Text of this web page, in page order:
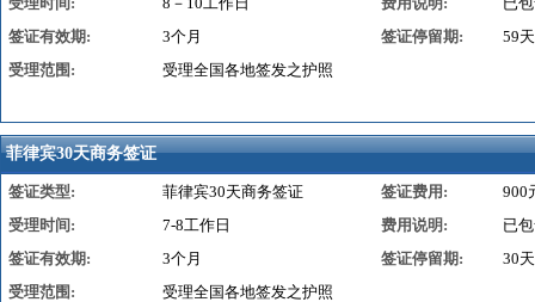
签证有效期:
3个月 签证停留期:
59天
受理范围:
受理全国各地签发之护照
菲律宾30天商务签证
签证类型: 菲律宾30天商务签证 签证费用:
900
受理时间:
7-8工作日 费用说明:
已
签证有效期:
3个月 签证停留期:
30天
受理范围:
受理全国各地签发之护照